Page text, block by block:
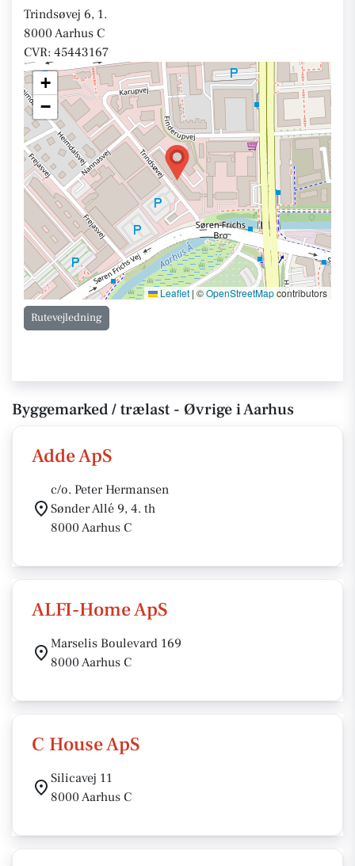
Trindsøvej 6, 1.
8000 Aarhus C
CVR: 45443167
+
−
Leaflet | ©OpenStreetMapcontributors
Rutevejledning
Byggemarked / trælast - Øvrige i Aarhus
Adde ApS
c/o. Peter Hermansen
Sønder Allé 9, 4. th
8000 Aarhus C
ALFI-Home ApS
Marselis Boulevard 169
8000 Aarhus C
C House ApS
Silicavej 11
8000 Aarhus C